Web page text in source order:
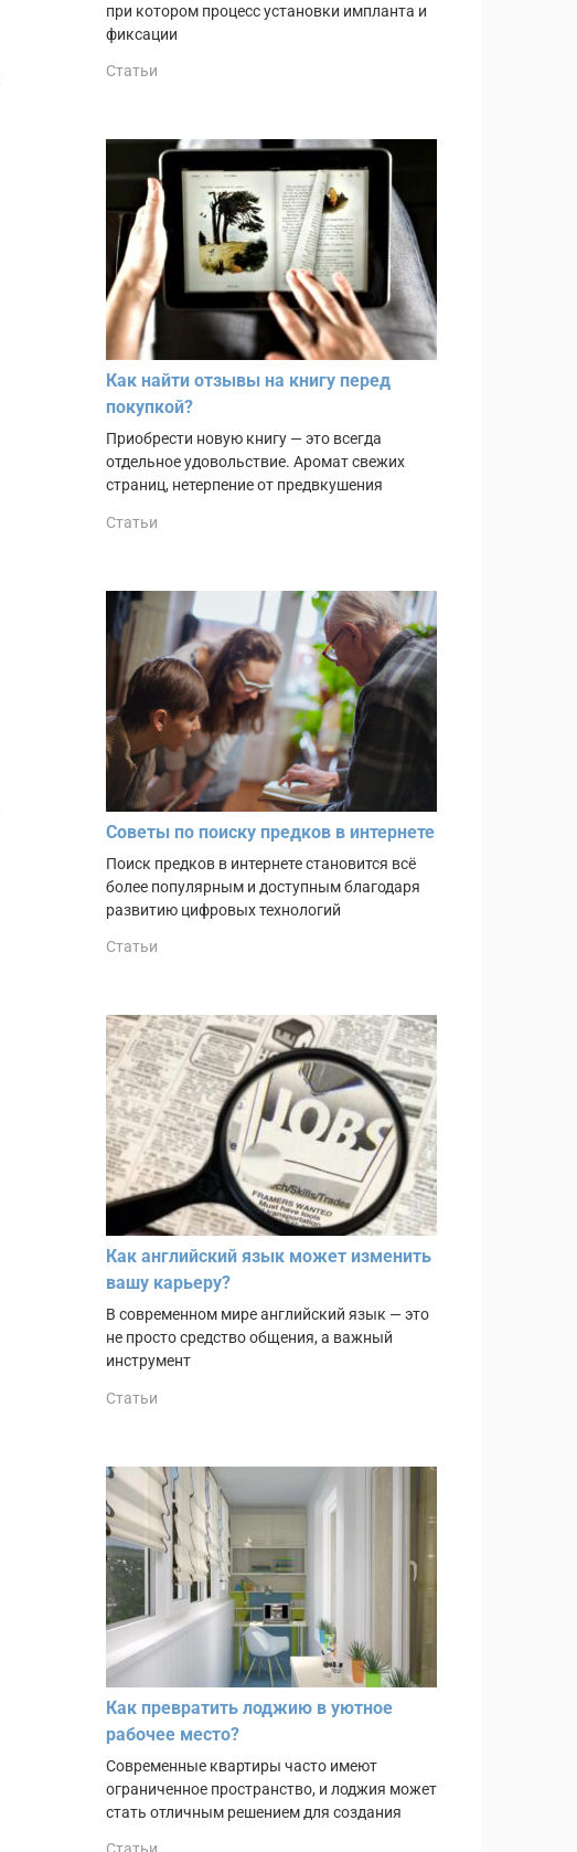
при котором процесс установки импланта и
фиксации
Статьи
Как найти отзывы на книгу перед
покупкой?
Приобрести новую книгу — это всегда
отдельное удовольствие. Аромат свежих
страниц, нетерпение от предвкушения
Статьи
Советы по поиску предков в интернете
Поиск предков в интернете становится всё
более популярным и доступным благодаря
развитию цифровых технологий
Статьи
Как английский язык может изменить
вашу карьеру?
В современном мире английский язык — это
не просто средство общения, а важный
инструмент
Статьи
Как превратить лоджию в уютное
рабочее место?
Современные квартиры часто имеют
ограниченное пространство, и лоджия может
стать отличным решением для создания